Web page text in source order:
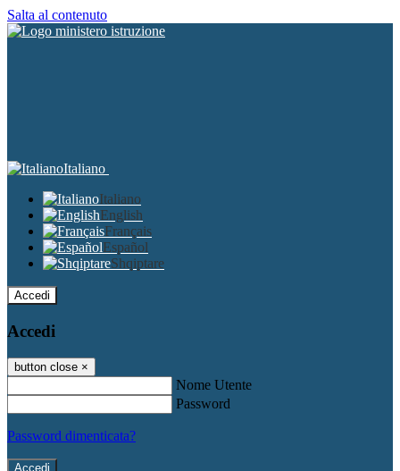
Salta al contenuto
Italiano
Italiano
English
Français
Español
Shqiptare
Accedi
Accedi
button close ×
Nome Utente
Password
Password dimenticata?